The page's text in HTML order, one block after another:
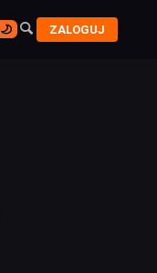

 ZALOGUJ